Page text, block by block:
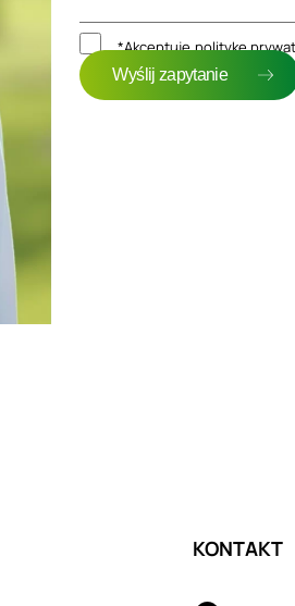
*Akceptuję politykę
KONTAKT